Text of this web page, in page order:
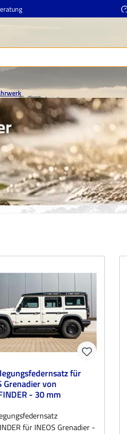
für
Grenadier von
TREKFINDER - 30 mm
für INEOS Grenadier -